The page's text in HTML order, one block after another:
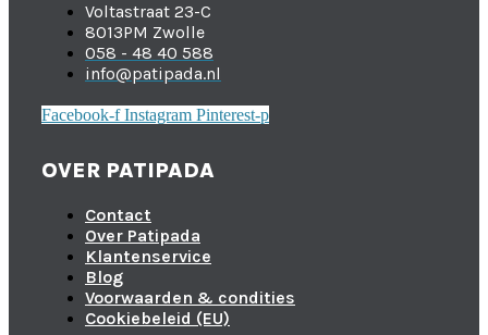
Voltastraat 23-C
8013PM Zwolle
058 - 48 40 588
info@patipada.nl
Facebook-f Instagram Pinterest-p
OVER PATIPADA
Contact
Over Patipada
Klantenservice
Blog
Voorwaarden & condities
Cookiebeleid (EU)